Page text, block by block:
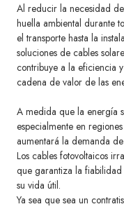
Al reducir la necesidad
huella ambiental durante
el transporte hasta la
soluciones de cables
contribuye a la eficiencia
cadena de valor de las
A medida que la energía
especialmente en
aumentará la demanda
Los cables fotovoltaicos
que garantiza la fiabilidad
su vida útil.
Ya sea que sea un